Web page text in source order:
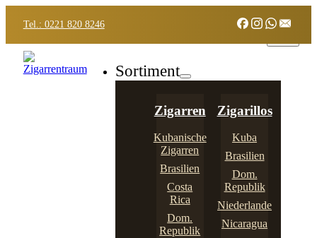
Tel.: 0221 820 8246
Sortiment
Zigarren
Kubanische
Zigarren
Brasilien
Costa
Rica
Dom.
Republik
Zigarillos
Kuba
Brasilien
Dom.
Republik
Niederlande
Nicaragua